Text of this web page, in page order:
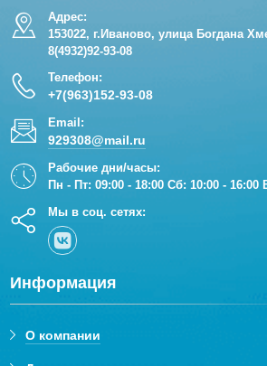
Адрес:
153022, г.Иваново, улица Богдана
8(4932)92-93-08
Телефон:
+7(963)152-93-08
Email:
929308@mail.ru
Рабочие дни/часы:
Пн - Пт: 09:00 - 18:00 Сб: 10:00 -
Мы в соц. сетях:
Информация
О компании